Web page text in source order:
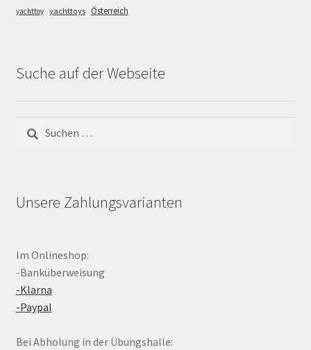
yachttoy yachttoys Österreich
Suche auf der Webseite
Suchen
nach:
Unsere Zahlungsvarianten
Im Onlineshop:
-Banküberweisung
-Klarna
-Paypal
Bei Abholung in der Übungshalle: